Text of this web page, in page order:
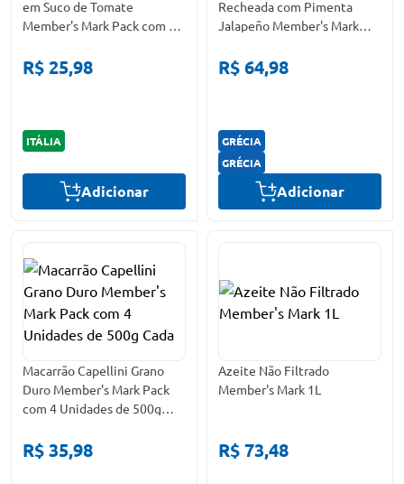
em Suco de Tomate
Member's Mark Pack com 3
R$ 25,98
ITÁLIA
Adicionar
Recheada com Pimenta
Jalapeño Member's Mark
R$ 64,98
GRÉCIA
GRÉCIA
Adicionar
Macarrão Capellini Grano
Duro Member's Mark Pack
com 4 Unidades de 500g
R$ 35,98
Azeite Não Filtrado
Member's Mark 1L
R$ 73,48